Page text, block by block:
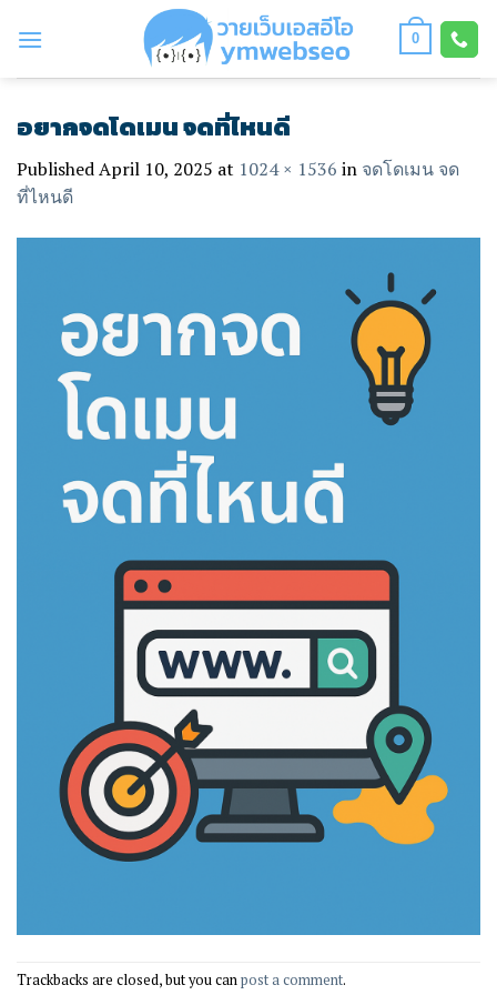
0
อยากจดโดเมน จดที่ไหนดี
PublishedApril 10, 2025 at 1024 × 1536 in จดโดเมน จด
ที่ไหนดี
Trackbacks are closed, but you canpost a comment.